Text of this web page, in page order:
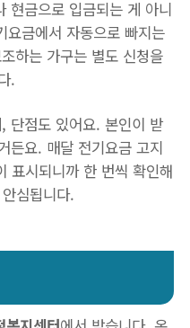
현금으로 입금되는 게 아니
요금에서 자동으로 빠지는
하는 가구는 별도 신청을
.
단점도 있어요. 본인이 받
든요. 매달 전기요금 고지
표시되니까 한 번씩 확인해
심됩니다.